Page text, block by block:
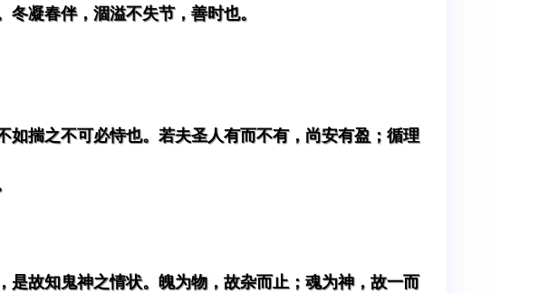
凝春伴，涸溢不失节，善时也。
揣之不可必恃也。若夫圣人有而不有，尚安有盈；循理
故知鬼神之情状。魄为物，故杂而止；魂为神，故一而